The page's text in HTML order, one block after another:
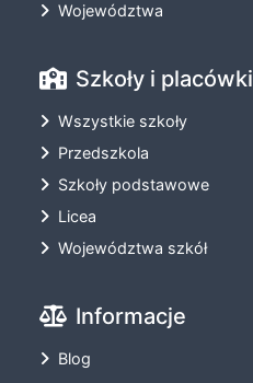
Województwa
Szkoły i placówki
Wszystkie szkoły
Przedszkola
Szkoły podstawowe
Licea
Województwa szkół
Informacje
Blog